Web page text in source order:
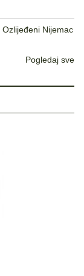
Nijemac
Pogledaj sve